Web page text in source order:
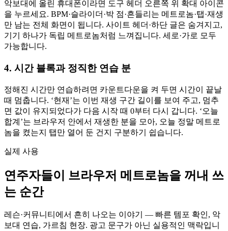
악보대에 올린 휴대폰이라면 도구 헤더 오른쪽 위 확대 아이콘
을 누르세요. BPM·슬라이더·박 점·흔들리는 메트로놈·탭·재생
만 남는 전체 화면이 됩니다. 사이트 헤더·하단 글은 숨겨지고,
기기 하나가 독립 메트로놈처럼 느껴집니다. 세로·가로 모두
가능합니다.
4. 시간 블록과 정직한 연습 분
정해진 시간만 연습하려면 카운트다운을 켜 두면 시간이 끝날
때 멈춥니다. ‘현재’는 이번 재생 구간 길이를 보여 주고, 멈추
면 값이 유지되었다가 다음 시작 때 0부터 다시 갑니다. ‘오늘
합계’는 브라우저 안에서 재생한 분을 모아, 오늘 정말 메트로
놈을 켰는지 탭만 열어 둔 건지 구분하기 쉽습니다.
실제 사용
연주자들이 브라우저 메트로놈을 꺼내 쓰
는 순간
레슨·커뮤니티에서 흔히 나오는 이야기 — 빠른 템포 확인, 악
보대 연습, 가르침 현장. 광고 문구가 아닌 실용적인 맥락입니